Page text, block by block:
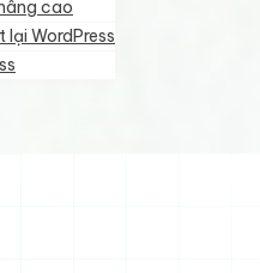
cao
lại WordPress